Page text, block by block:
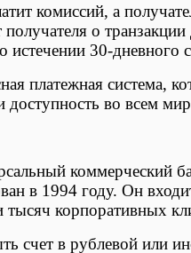
комиссий, а
о
30-дневного
платежная система,
во всем
коммерческий
в 1994 году. Он
корпоративных
счет в рублевой или